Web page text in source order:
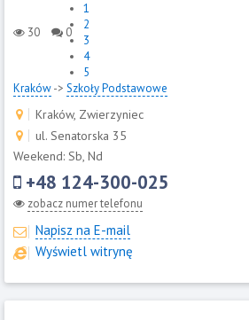
30 0
1
2
3
4
5
Kraków-> Szkoły Podstawowe
Kraków, Zwierzyniec
ul. Senatorska 35
Weekend: Sb, Nd
+48 124-300-025
zobacz numer telefonu
Napisz na E-mail
Wyświetl witrynę